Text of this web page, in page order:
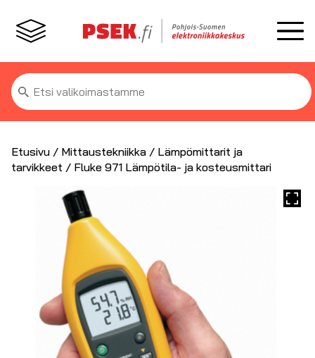
Etsi:
Etusivu / Mittaustekniikka / Lämpömittarit ja
tarvikkeet / Fluke 971 Lämpötila- ja kosteusmittari